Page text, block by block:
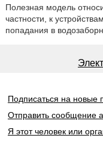
Полезная модель
частности, к
попадания в
Подписаться на новые
Отправить сообщение
Я этот человек или